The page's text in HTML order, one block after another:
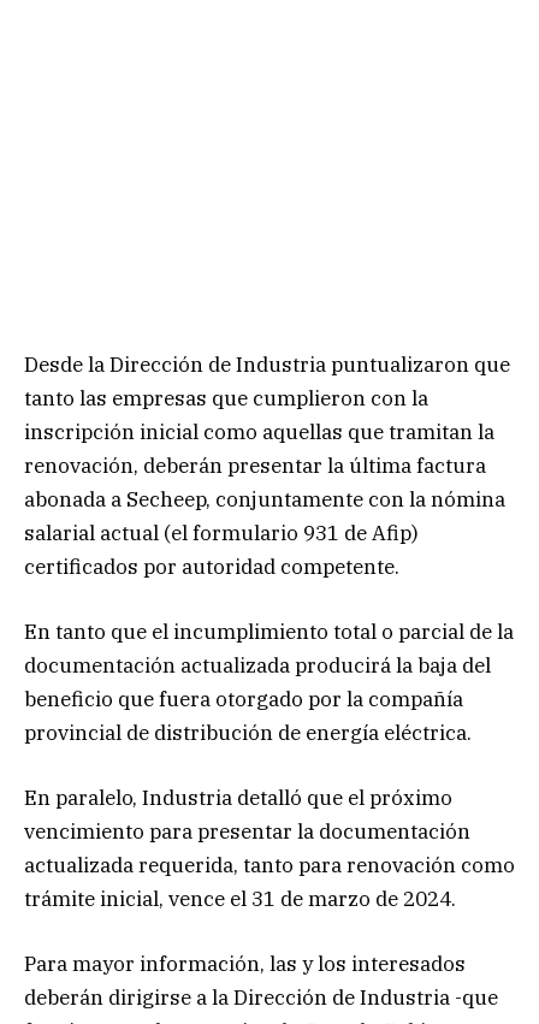
Desde la Dirección de Industria puntualizaron que
tanto las empresas que cumplieron con la
inscripción inicial como aquellas que tramitan la
renovación, deberán presentar la última factura
abonada a Secheep, conjuntamente con la nómina
salarial actual (el formulario 931 de Afip)
certificados por autoridad competente.
En tanto que el incumplimiento total o parcial de la
documentación actualizada producirá la baja del
beneficio que fuera otorgado por la compañía
provincial de distribución de energía eléctrica.
En paralelo, Industria detalló que el próximo
vencimiento para presentar la documentación
actualizada requerida, tanto para renovación como
trámite inicial, vence el 31 de marzo de 2024.
Para mayor información, las y los interesados
deberán dirigirse a la Dirección de Industria -que